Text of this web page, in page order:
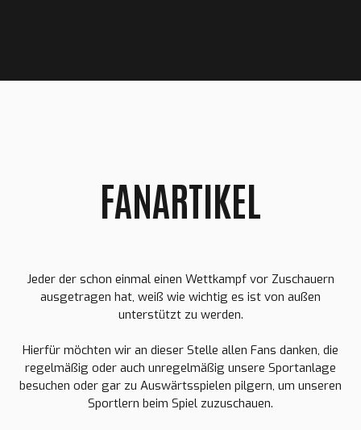
FANARTIKEL
Jeder der schon einmal einen Wettkampf vor Zuschauern
ausgetragen hat, weiß wie wichtig es ist von außen
unterstützt zu werden.
Hierfür möchten wir an dieser Stelle allen Fans danken, die
regelmäßig oder auch unregelmäßig unsere Sportanlage
besuchen oder gar zu Auswärtsspielen pilgern, um unseren
Sportlern beim Spiel zuzuschauen.